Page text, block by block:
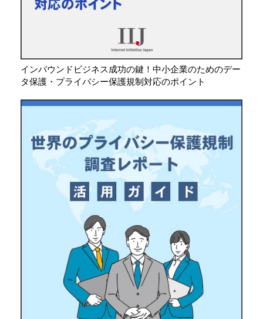
インバウンドビジネス成功の鍵！中小企業のためのデー
タ保護・プライバシー保護規制対応のポイント